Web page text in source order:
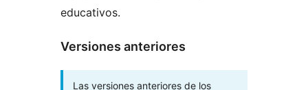
educativos.
Versiones anteriores
Las versiones anteriores de los